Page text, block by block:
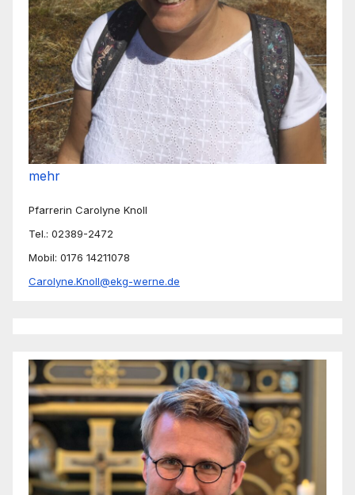
mehr
Pfarrerin Carolyne Knoll
Tel.: 02389-2472
Mobil: 0176 14211078
Carolyne.Knoll@ekg-werne.de